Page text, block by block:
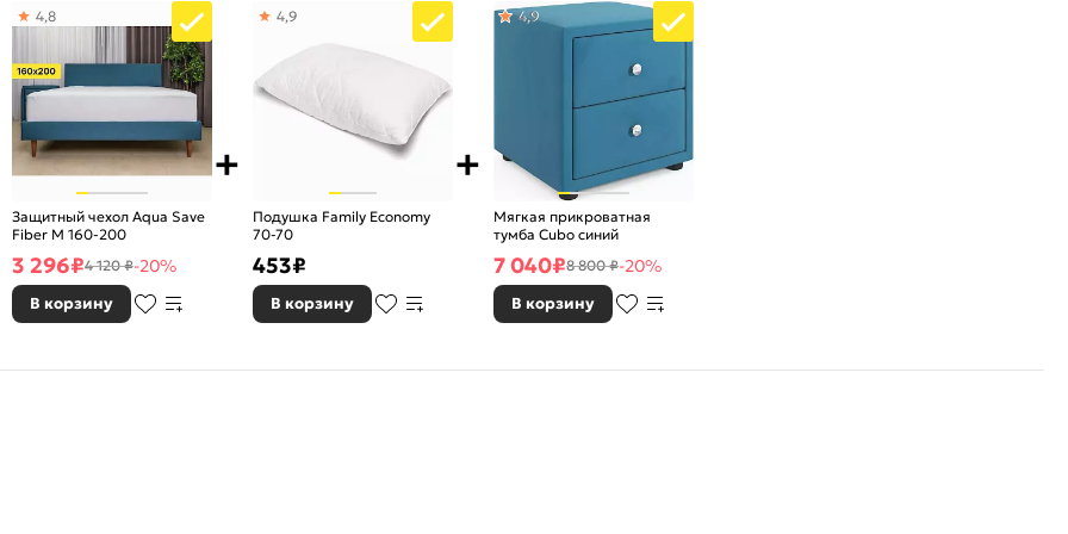
Защитный чехол Aqua Save
Fiber M 160-200
4,8
3 296₽4 120 ₽-20%
В корзину
Подушка Family Economy
70-70
4,9
453₽
В корзину
Мягкая прикроватная
тумба Cubo синий
4,9
7 040₽8 800 ₽-20%
В корзину